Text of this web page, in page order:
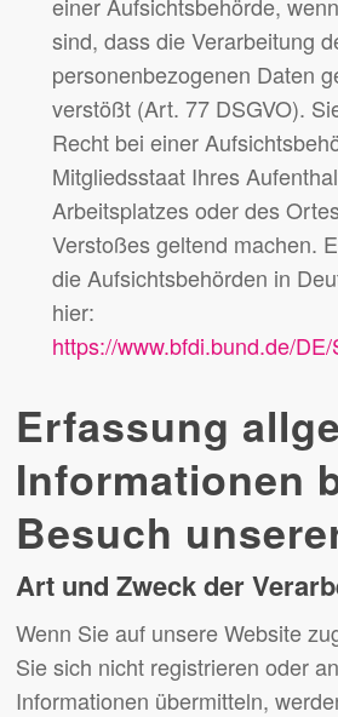
sind, dass die Verarbeitung
personenbezogenen Daten
verstößt (Art. 77 DSGVO).
Recht bei einer
Mitgliedsstaat Ihres
Arbeitsplatzes oder des
Verstoßes geltend machen.
die Aufsichtsbehörden in
hier:
https://www.bfdi.bund.de/
Erfassung
Informationen
Besuch
Art und Zweck der
Wenn Sie auf unsere Website
Sie sich nicht registrieren oder
Informationen übermitteln,